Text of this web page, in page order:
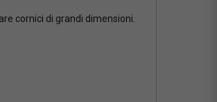
cornici di grandi dimensioni.